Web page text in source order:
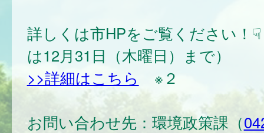
詳しくは市HPをご覧ください！
は12月31日（木曜日）まで）
>>詳細はこちら
※２
お問い合わせ先：環境政策課（